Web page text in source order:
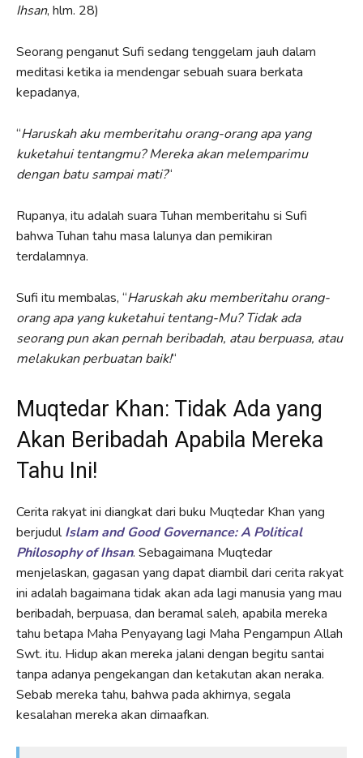
Ihsan, hlm. 28)
Seorang penganut Sufi sedang tenggelam jauh dalam
meditasi ketika ia mendengar sebuah suara berkata
kepadanya,
“Haruskah aku memberitahu orang-orang apa yang
kuketahui tentangmu? Mereka akan melemparimu
dengan batu sampai mati?“
Rupanya, itu adalah suara Tuhan memberitahu si Sufi
bahwa Tuhan tahu masa lalunya dan pemikiran
terdalamnya.
Sufi itu membalas, “Haruskah aku memberitahu orang-
orang apa yang kuketahui tentang-Mu? Tidak ada
seorang pun akan pernah beribadah, atau berpuasa, atau
melakukan perbuatan baik!“
Muqtedar Khan: Tidak Ada yang
Akan Beribadah Apabila Mereka
Tahu Ini!
Cerita rakyat ini diangkat dari buku Muqtedar Khan yang
berjudulIslam and Good Governance: A Political
Philosophy of Ihsan. Sebagaimana Muqtedar
menjelaskan, gagasan yang dapat diambil dari cerita rakyat
ini adalah bagaimana tidak akan ada lagi manusia yang mau
beribadah, berpuasa, dan beramal saleh, apabila mereka
tahu betapa Maha Penyayang lagi Maha Pengampun Allah
Swt. itu. Hidup akan mereka jalani dengan begitu santai
tanpa adanya pengekangan dan ketakutan akan neraka.
Sebab mereka tahu, bahwa pada akhirnya, segala
kesalahan mereka akan dimaafkan.